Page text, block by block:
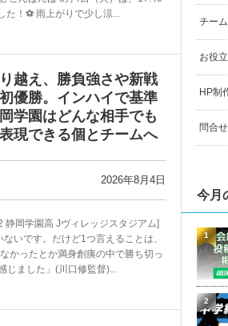
た！⚽️ 雨上がりで少し涼...
越え、勝負強さや新戦
優勝。インハイで基準
学園はどんな相手でも
現できる個とチームへ
2026年8月4日
静岡学園高 Jヴィレッジスタジアム]
いです。だけど1つ言えることは、
かったとか満身創痍の中で勝ち切っ
じました」(川口修監督)...
チー
お役
HP制
問合せ
今月
1
2